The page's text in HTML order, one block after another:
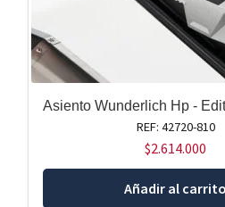
Asiento Wunderlich Hp -
REF: 42720-810
$2.614.000
Añadir al carrito